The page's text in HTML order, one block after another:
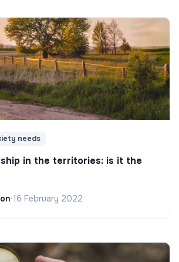
needs
in the territories: is it the
•16 February 2022